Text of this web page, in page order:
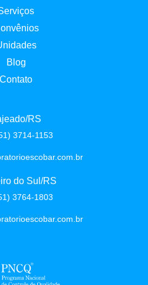
Blog
Contato
RS
3714-1153
do Sul/RS
3764-1803